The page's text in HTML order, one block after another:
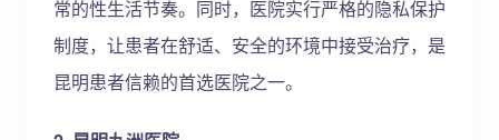
常的性生活节奏。同时，医院实行严格的隐私保护
制度，让患者在舒适、安全的环境中接受治疗，是
昆明患者信赖的首选医院之一。